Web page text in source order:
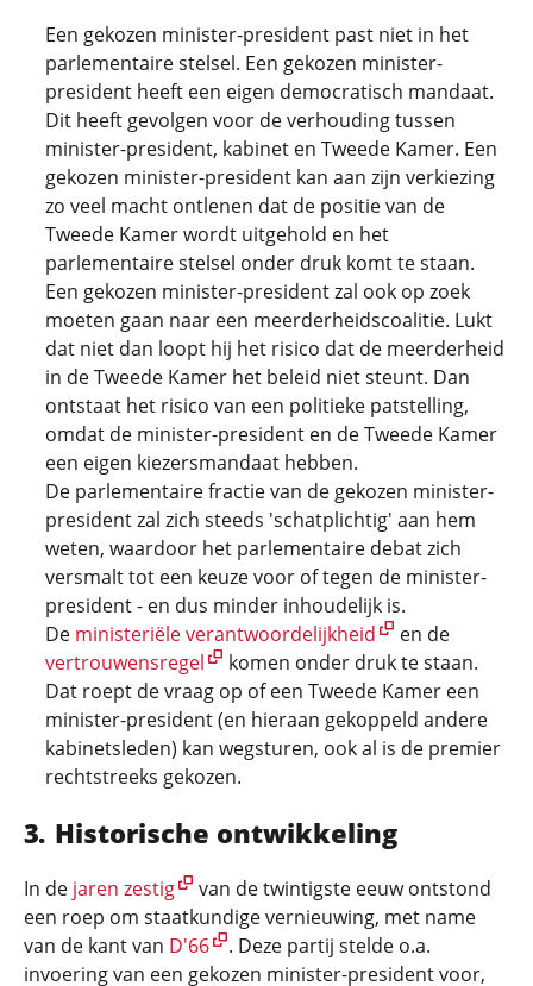
Een gekozen minister-president past niet in het
parlementaire stelsel. Een gekozen minister-
president heeft een eigen democratisch mandaat.
Dit heeft gevolgen voor de verhouding tussen
minister-president, kabinet en Tweede Kamer. Een
gekozen minister-president kan aan zijn verkiezing
zo veel macht ontlenen dat de positie van de
Tweede Kamer wordt uitgehold en het
parlementaire stelsel onder druk komt te staan.
Een gekozen minister-president zal ook op zoek
moeten gaan naar een meerderheidscoalitie. Lukt
dat niet dan loopt hij het risico dat de meerderheid
in de Tweede Kamer het beleid niet steunt. Dan
ontstaat het risico van een politieke patstelling,
omdat de minister-president en de Tweede Kamer
een eigen kiezersmandaat hebben.
De parlementaire fractie van de gekozen minister-
president zal zich steeds 'schatplichtig' aan hem
weten, waardoor het parlementaire debat zich
versmalt tot een keuze voor of tegen de minister-
president - en dus minder inhoudelijk is.
De ministeriële verantwoordelijkheid
en de
vertrouwensregel
komen onder druk te staan.
Dat roept de vraag op of een Tweede Kamer een
minister-president (en hieraan gekoppeld andere
kabinetsleden) kan wegsturen, ook al is de premier
rechtstreeks gekozen.
Historische ontwikkeling
In de jaren zestig
van de twintigste eeuw ontstond
een roep om staatkundige vernieuwing, met name
van de kant van D'66
. Deze partij stelde o.a.
invoering van een gekozen minister-president voor,